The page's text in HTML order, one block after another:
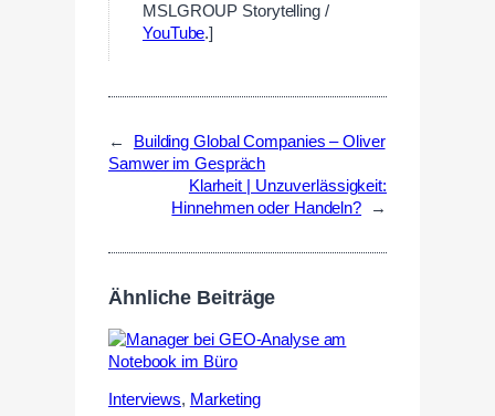
MSLGROUP Storytelling /
YouTube.]
←
Building Global Companies – Oliver
Samwer im Gespräch
Klarheit | Unzuverlässigkeit:
Hinnehmen oder Handeln?
→
Ähnliche Beiträge
Interviews, Marketing